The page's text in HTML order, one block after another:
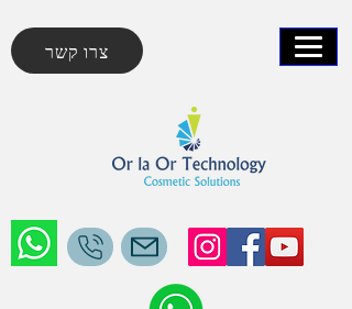
צרו קשר